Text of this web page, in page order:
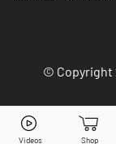
Rocket Internet
© Copyright